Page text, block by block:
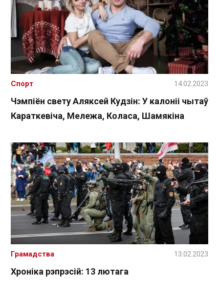
Чэмпіён свету Аляксей Кудзін: У калоніі чытаў
Караткевіча, Мележа, Коласа, Шамякіна
Спорт 14.02.2023
Хроніка рэпрэсій: 13 лютага
Грамадства 13.02.2023